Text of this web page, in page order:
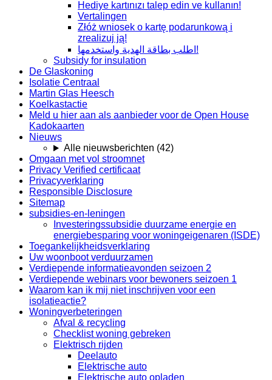
Hediye kartınızı talep edin ve kullanın!
Vertalingen
Złóż wniosek o kartę podarunkową i
zrealizuj ją!
اطلب بطاقة الهدية واستخدمها!
Subsidy for insulation
De Glaskoning
Isolatie Centraal
Martin Glas Heesch
Koelkastactie
Meld u hier aan als aanbieder voor de Open House
Kadokaarten
Nieuws
Alle nieuwsberichten (42)
Omgaan met vol stroomnet
Privacy Verified certificaat
Privacyverklaring
Responsible Disclosure
Sitemap
subsidies-en-leningen
Investeringssubsidie duurzame energie en
energiebesparing voor woningeigenaren (ISDE)
Toegankelijkheidsverklaring
Uw woonboot verduurzamen
Verdiepende informatieavonden seizoen 2
Verdiepende webinars voor bewoners seizoen 1
Waarom kan ik mij niet inschrijven voor een
isolatieactie?
Woningverbeteringen
Afval & recycling
Checklist woning gebreken
Elektrisch rijden
Deelauto
Elektrische auto
Elektrische auto opladen